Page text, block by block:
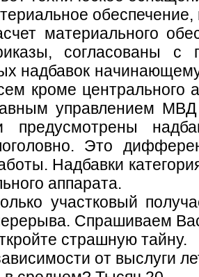
обеспечение,
материального
согласованы с
надбавок
кроме центрального
управлением
Это
Надбавки
аппарата.
участковый
Спрашиваем
страшную тайну.
от выслуги